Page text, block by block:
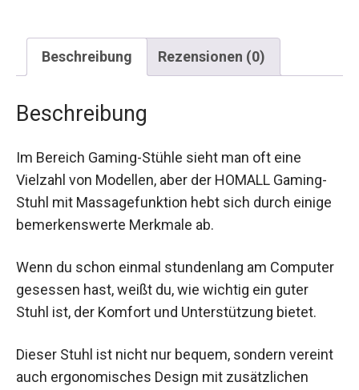
Beschreibung Rezensionen (0)
Beschreibung
Im Bereich Gaming-Stühle sieht man oft eine
Vielzahl von Modellen, aber der HOMALL Gaming-
Stuhl mit Massagefunktion hebt sich durch einige
bemerkenswerte Merkmale ab.
Wenn du schon einmal stundenlang am Computer
gesessen hast, weißt du, wie wichtig ein guter
Stuhl ist, der Komfort und Unterstützung bietet.
Dieser Stuhl ist nicht nur bequem, sondern vereint
auch ergonomisches Design mit zusätzlichen